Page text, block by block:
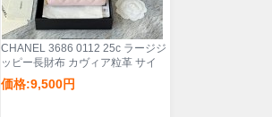
CHANEL 3686 0112 25c ラージジ
ッピー長財布 カヴィア粒革 サイ
ズ:12x8x2cm
価格:9,500円